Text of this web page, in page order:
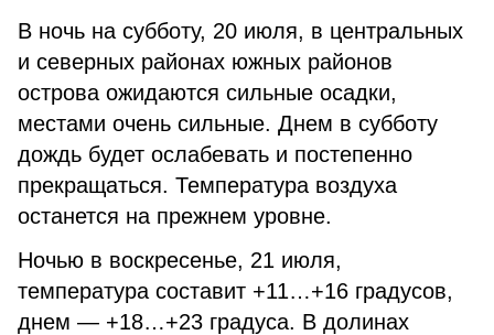
В ночь на субботу, 20 июля, в центральных
и северных районах южных районов
острова ожидаются сильные осадки,
местами очень сильные. Днем в субботу
дождь будет ослабевать и постепенно
прекращаться. Температура воздуха
останется на прежнем уровне.
Ночью в воскресенье, 21 июля,
температура составит +11…+16 градусов,
днем — +18…+23 градуса. В долинах